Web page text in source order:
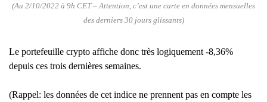
(Au 2/10/2022 à 9h CET – Attention, c’est une carte en données mensuelles
des derniers 30 jours glissants)
Le portefeuille crypto affiche donc très logiquement -8,36%
depuis ces trois dernières semaines.
(Rappel: les données de cet indice ne prennent pas en compte les